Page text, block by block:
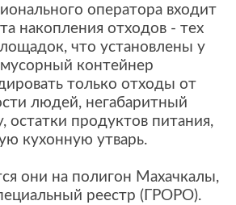
оператора входит
накопления отходов - тех
что установлены у
контейнер
только отходы от
людей, негабаритный
остатки продуктов питания,
кухонную утварь.
они на полигон Махачкалы,
реестр (ГРОРО).